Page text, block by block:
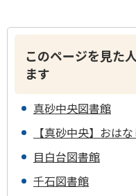
このページを見た
ます
真砂中央図書館
【真砂中央】おは
目白台図書館
千石図書館